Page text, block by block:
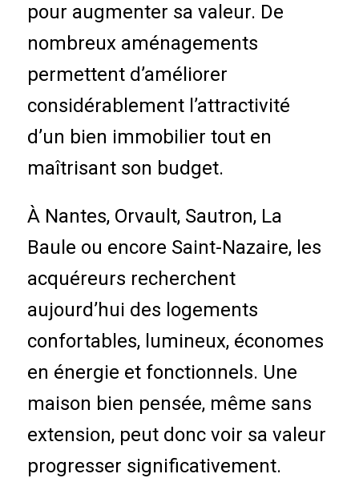
pour augmenter sa valeur. De
nombreux aménagements
permettent d’améliorer
considérablement l’attractivité
d’un bien immobilier tout en
maîtrisant son budget.
À Nantes, Orvault, Sautron, La
Baule ou encore Saint-Nazaire, les
acquéreurs recherchent
aujourd’hui des logements
confortables, lumineux, économes
en énergie et fonctionnels. Une
maison bien pensée, même sans
extension, peut donc voir sa valeur
progresser significativement.